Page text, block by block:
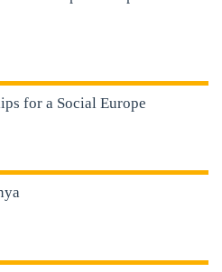
for a Social Europe